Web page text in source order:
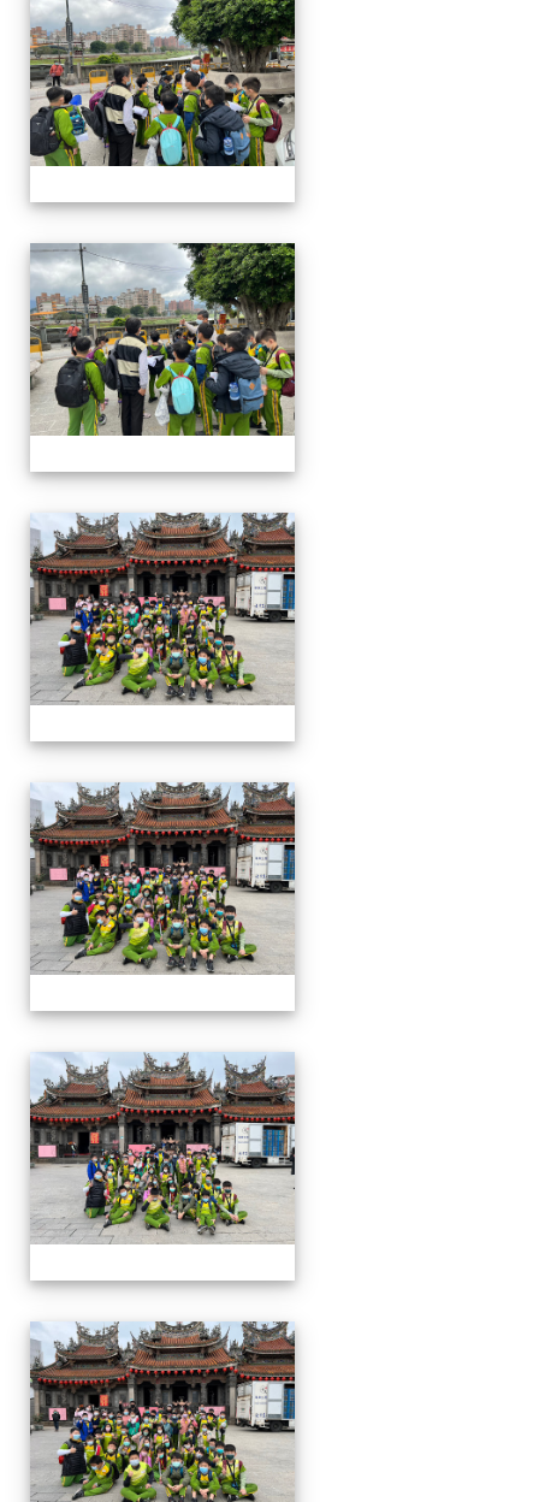
四年級戶外教學~20230117
四年級戶外教學~20230117
四年級戶外教學~20230117
四年級戶外教學~20230117